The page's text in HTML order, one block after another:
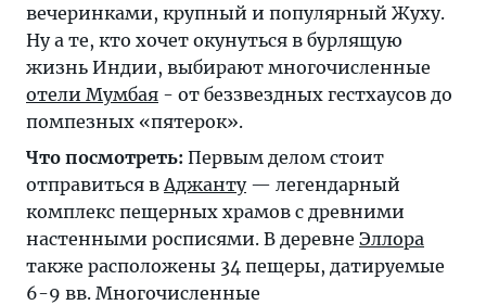
вечеринками, крупный и популярный Жуху.
Ну а те, кто хочет окунуться в бурлящую
жизнь Индии, выбирают многочисленные
отели Мумбая - от беззвездных гестхаусов до
помпезных «пятерок».
Что посмотреть: Первым делом стоит
отправиться в Аджанту— легендарный
комплекс пещерных храмов с древними
настенными росписями. В деревне Эллора
также расположены 34 пещеры, датируемые
6-9 вв. Многочисленные